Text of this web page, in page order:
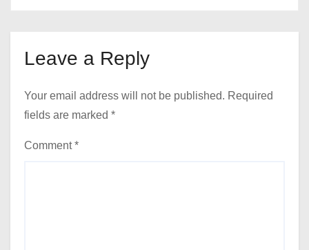
Leave a Reply
Your email address will not be published. Required
fields are marked *
Comment*